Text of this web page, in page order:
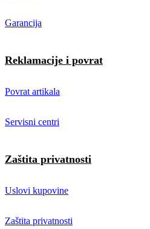
Garancija
Reklamacije i povrat
Povrat artikala
Servisni centri
Zaštita privatnosti
Uslovi kupovine
Zaštita privatnosti